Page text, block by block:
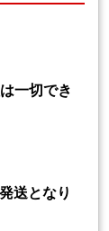
一切でき
送となり